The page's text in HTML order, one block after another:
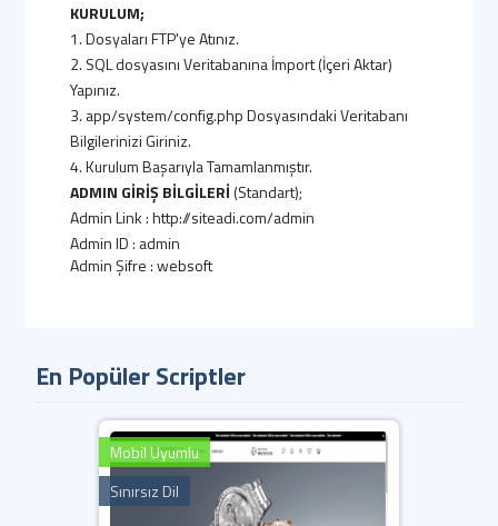
KURULUM;
1. Dosyaları FTP'ye Atınız.
2. SQL dosyasını Veritabanına İmport (İçeri Aktar)
Yapınız.
3. app/system/config.php Dosyasındaki Veritabanı
Bilgilerinizi Giriniz.
4. Kurulum Başarıyla Tamamlanmıştır.
ADMIN GİRİŞ BİLGİLERİ (Standart);
Admin Link : http://siteadi.com/admin
Admin ID : admin
Admin Şifre : websoft
çalışmaz.
En Popüler Scriptler
Mobil Uyumlu
Sınırsız Dil